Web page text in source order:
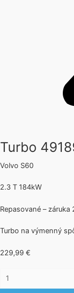
Turbo
Volvo S60
2.3 T 184kW
Repasované – záruka
Turbo na výmenný
229,99 €